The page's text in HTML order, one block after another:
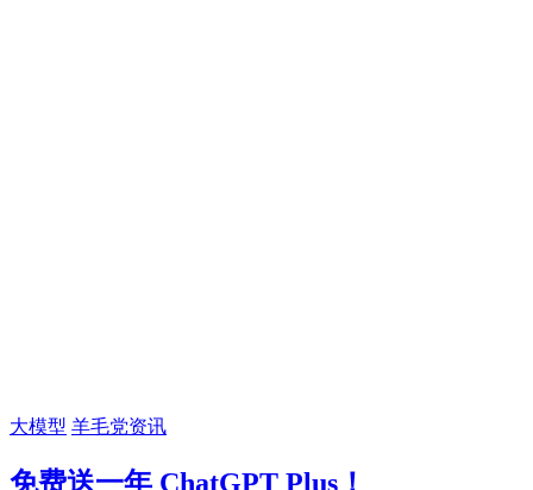
大模型 羊毛党资讯
免费送一年 ChatGPT Plus！